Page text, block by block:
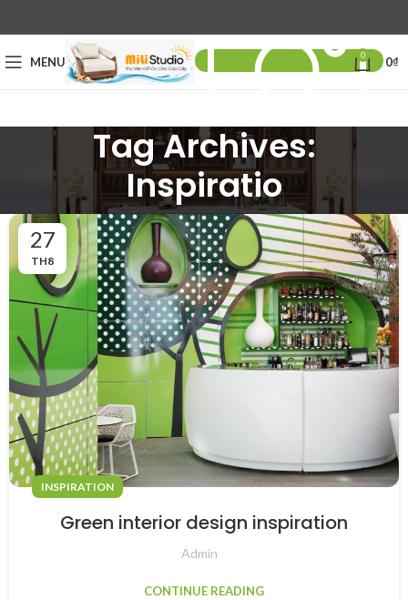
MENU 0 0₫
Tag Archives:
Inspiratio
27
TH8
INSPIRATION
Green interior design inspiration
Admin
CONTINUE READING